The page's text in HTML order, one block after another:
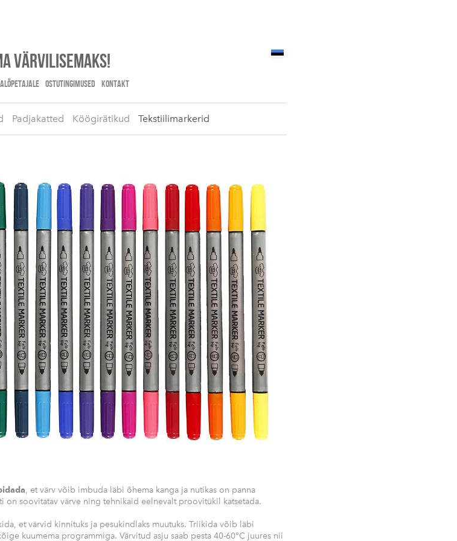
värvilisemaks!
OSTUTINGIMUSED KONTAKT
Padjakatted Köögirätikud Tekstiilimarkerid
, et värv võib imbuda läbi õhema kanga ja nutikas on panna
on soovitatav värve ning tehnikaid eelnevalt proovitükil katsetada.
et värvid kinnituks ja pesukindlaks muutuks. Triikida võib läbi
kuumema programmiga. Värvitud asju saab pesta 40-60°C juures nii